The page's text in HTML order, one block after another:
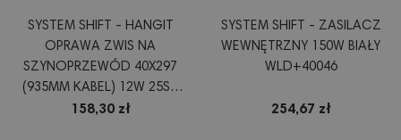
SYSTEM SHIFT - HANGIT
OPRAWA ZWIS NA
SZYNOPRZEWÓD 40X297
(935MM KABEL) 12W 25ST
CZARNY 5 LAT GW.
158,30 zł
SYSTEM SHIFT - ZASILACZ
WEWNĘTRZNY 150W BIAŁY
WLD+40046
254,67 zł